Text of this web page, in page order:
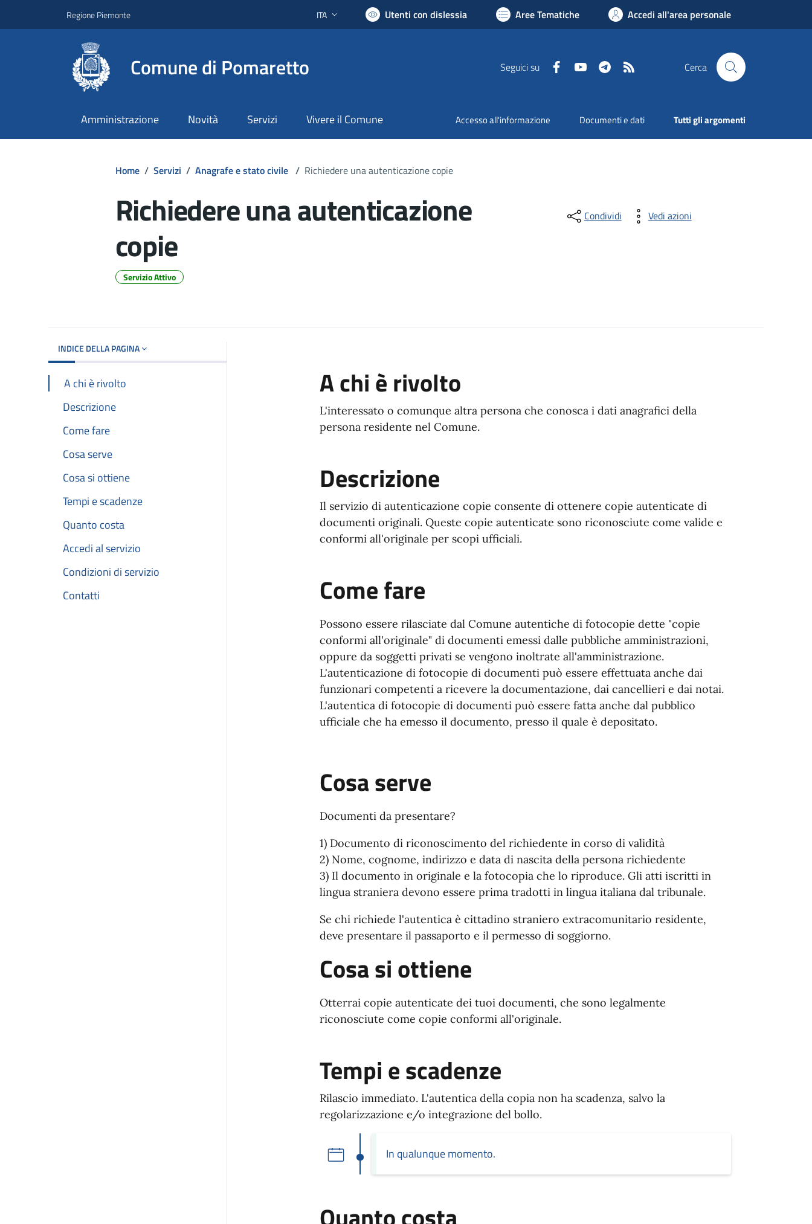
Regione Piemonte Lingua attiva:
ITA Utenti con dislessia Aree Tematiche Accedi all'area personale
Comune di Pomaretto Seguici su FacebookYouTube Telegram Cerca
Amministrazione Novità Servizi Vivere il Comune Accesso all'informazione Documenti e dati Tutti gli argomenti
Home / Servizi / Anagrafe e stato civile / Richiedere una autenticazione copie
Richiedere una autenticazione
copie
Servizio Attivo
Condividi Vedi azioni
INDICE DELLA PAGINA
A chi è rivolto
Descrizione
Come fare
Cosa serve
Cosa si ottiene
Tempi e scadenze
Quanto costa
Accedi al servizio
Condizioni di servizio
Contatti
A chi è rivolto
L'interessato o comunque altra persona che conosca i dati anagrafici della
persona residente nel Comune.
Descrizione
Il servizio di autenticazione copie consente di ottenere copie autenticate di
documenti originali. Queste copie autenticate sono riconosciute come valide e
conformi all'originale per scopi ufficiali.
Come fare
Possono essere rilasciate dal Comune autentiche di fotocopie dette "copie
conformi all'originale" di documenti emessi dalle pubbliche amministrazioni,
oppure da soggetti privati se vengono inoltrate all'amministrazione.
L'autenticazione di fotocopie di documenti può essere effettuata anche dai
funzionari competenti a ricevere la documentazione, dai cancellieri e dai notai.
L'autentica di fotocopie di documenti può essere fatta anche dal pubblico
ufficiale che ha emesso il documento, presso il quale è depositato.
Cosa serve
Documenti da presentare?
1) Documento di riconoscimento del richiedente in corso di validità
2) Nome, cognome, indirizzo e data di nascita della persona richiedente
3) Il documento in originale e la fotocopia che lo riproduce. Gli atti iscritti in
lingua straniera devono essere prima tradotti in lingua italiana dal tribunale.
Se chi richiede l'autentica è cittadino straniero extracomunitario residente,
deve presentare il passaporto e il permesso di soggiorno.
Cosa si ottiene
Otterrai copie autenticate dei tuoi documenti, che sono legalmente
riconosciute come copie conformi all'originale.
Tempi e scadenze
Rilascio immediato. L'autentica della copia non ha scadenza, salvo la
regolarizzazione e/o integrazione del bollo.
In qualunque momento.